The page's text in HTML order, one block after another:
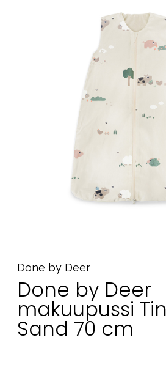
Done by Deer
Done by Deer
makuupussi
Sand 70 cm
Lelut ja
Äiti & Isä
Huonekalut &
Varaosat
Suosikit
Aurinko ja uinti
Ota meihin yhteyttä